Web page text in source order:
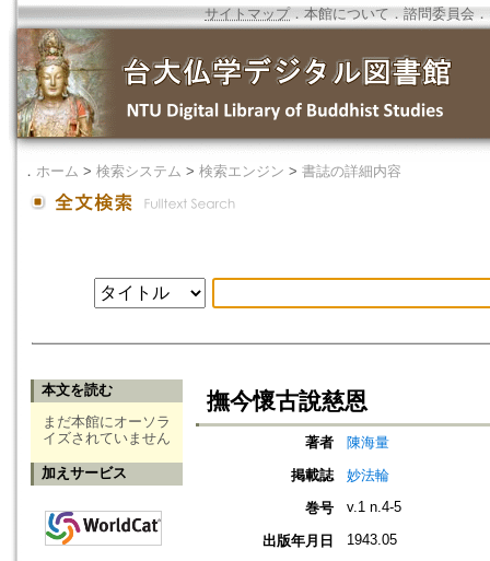
サイトマップ．本館について ． 諮問委員会 ．
． ホーム > 検索システム > 検索エンジン > 書誌の詳細内容
本文を読む
まだ本館にオーソラ
イズされていません
加えサービス
撫今懷古說慈恩
著者
陳海量
掲載誌
妙法輪
巻号
v.1 n.4-5
出版年月日 1943.05